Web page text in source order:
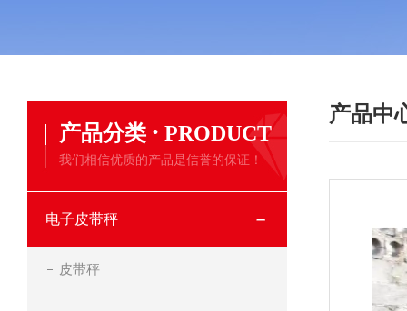
产品分类 · PRODUCT
我们相信优质的产品是信誉的保证！
电子皮带秤
皮带秤
产品中